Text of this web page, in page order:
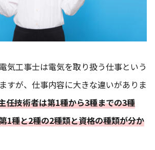
気工事士は電気を取り扱う仕事という
すが、仕事内容に大きな違いがありま
任技術者は第1種から3種までの3種
1種と2種の2種類と資格の種類が分か